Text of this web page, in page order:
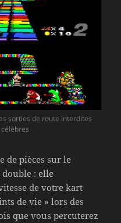
sorties de route interdites
de pièces sur le
double : elle
de votre kart
de vie » lors des
que vous percuterez